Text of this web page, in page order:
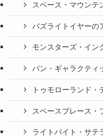
スペース・マウンテ
バズライトイヤーの
モンスターズ・イン
パン・ギャラクティ
トゥモローランド・
スペースプレース・
ライトバイト・サテ